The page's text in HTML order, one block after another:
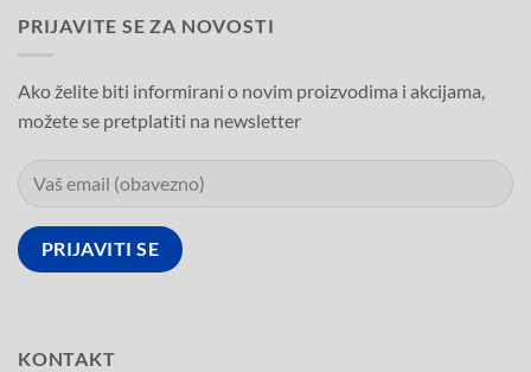
PRIJAVITE SE ZA NOVOSTI
Ako želite biti informirani o novim proizvodima i akcijama,
možete se pretplatiti na newsletter
KONTAKT